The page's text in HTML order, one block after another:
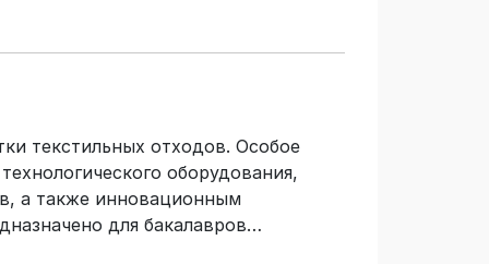
текстильных отходов. Особое
оборудования,
а также инновационным
для бакалавров